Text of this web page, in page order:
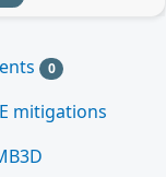
0
mitigations